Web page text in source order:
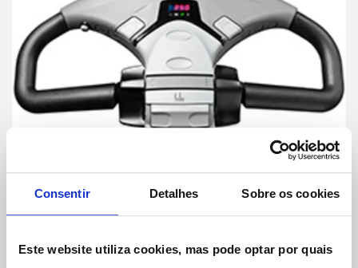
Consentir Detalhes Sobre os cookies
Este website utiliza cookies, mas pode optar por quais
Manuseamento fácil e seguro
Se estiver a conduzir na direção do timão, o botão de
segurança na pega, inverte a direção do stacker, quando
entre o equipamento e um obstáculo ou parede. O recurso